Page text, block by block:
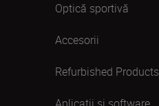
Optică sportivă
Accesorii
Refurbished Products